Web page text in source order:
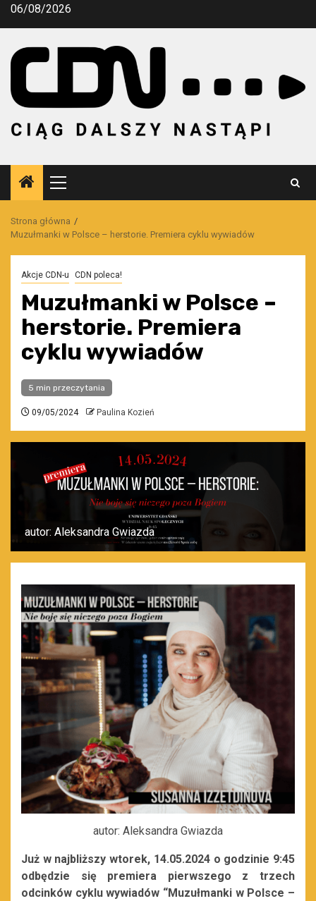
Przejdź
06/08/2026
Menu
główne
Strona główna
Muzułmanki w Polsce – herstorie. Premiera cyklu wywiadów
Akcje CDN-u CDN poleca!
Muzułmanki w Polsce –
herstorie. Premiera
cyklu wywiadów
5 min przeczytania
09/05/2024 Paulina Kozień
autor: Aleksandra Gwiazda
autor: Aleksandra Gwiazda
Już w najbliższy wtorek, 14.05.2024 o godzinie 9:45
odbędzie się premiera pierwszego z trzech
odcinków cyklu wywiadów “Muzułmanki w Polsce –